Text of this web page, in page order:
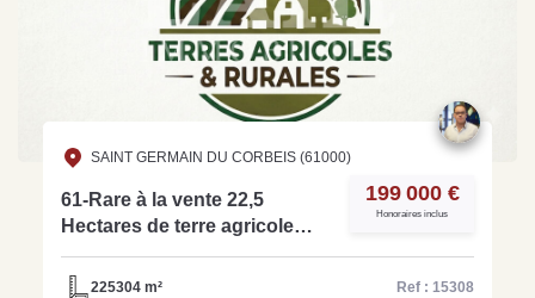
en quelques clics.
Estimer mon bien maintenant
SAINT GERMAIN DU CORBEIS (61000)
61-Rare à la vente 22,5
Hectares de terre agricole
d'un seul tenant réf-15308
199 000 €
Honoraires inclus
225304 m² Ref : 15308